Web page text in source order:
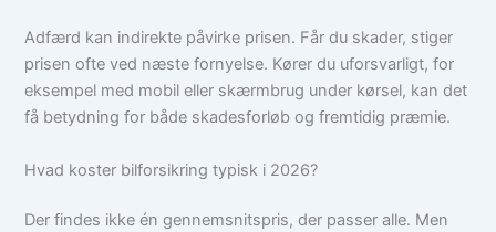
Adfærd kan indirekte påvirke prisen. Får du skader, stiger
prisen ofte ved næste fornyelse. Kører du uforsvarligt, for
eksempel med mobil eller skærmbrug under kørsel, kan det
få betydning for både skadesforløb og fremtidig præmie.
Hvad koster bilforsikring typisk i 2026?
Der findes ikke én gennemsnitspris, der passer alle. Men